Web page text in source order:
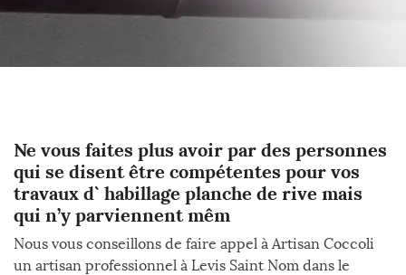
Ne vous faites plus avoir par des personnes
qui se disent être compétentes pour vos
travaux d` habillage planche de rive mais
qui n’y parviennent mêm
Nous vous conseillons de faire appel à Artisan Coccoli
un artisan professionnel à Levis Saint Nom dans le